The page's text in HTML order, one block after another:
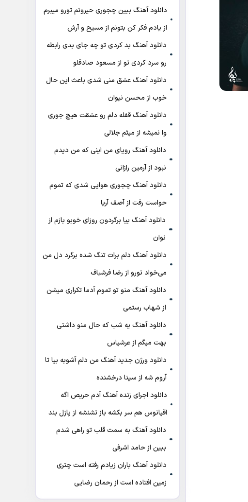
دانلود آهنگ ببین چجوری حیرونم تورو میبرم
از یادم فکر کن بتونم از مسیح و آرش
دانلود آهنگ بد کردی تو چه جای بدی رابطه
رو سرد کردی تو از مسعود صادقلو
دانلود آهنگ عشق منی شدی باعث این حال
خوب از محسن نیوان
دانلود آهنگ قفله دلم رو عشقت هیچ جوری
وا نمیشه از میثم جلالی
دانلود آهنگ رویای من اینی که من دیدم
نبود از آرمین رازانی
دانلود آهنگ ﭼﺠﻮری ﻫﻮاﻳﻰ ﺷﺪی ﻛﻪ ﺗﻤﻮم
ﺣﻮاﺳﺖ رﻓﺖ از آصف آریا
دانلود آهنگ بیا برگردون روزای خوبو بازم از
نوان
دانلود آهنگ دلم برات تنگ شده برگرد دل من
می‌خواد تورو از رضا فرشباف
دانلود آهنگ منو تو تموم آدما تکراری میشن
از شهاب رستمی
دانلود آهنگ ﻳﻪ ﺷﺐ ﻛﻪ ﺣﺎل ﻣﻨﻮ داﺷﺘﻰ
ﺑﻬﺖ میگم از عرشیاس
دانلود ورژن جدید آهنگ من دلم آشوبه بیا تا
آروم شه از سینا درخشنده
دانلود اجرای زنده آهنگ آدم حریص اگه
اقیانوس هم سر بکشه باز تشنشه از پازل بند
دانلود آهنگ به سمت قلب تو راهی شدم
ببین از حامد اشرفی
دانلود آهنگ باران زیادم رفته است چتری
زمین افتاده است از رحمان رضایی